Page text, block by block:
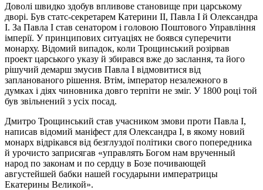
Доволі швидко здобув впливове становище при царському
дворі. Був статс-секретарем Катерини ІІ, Павла І й Олександра
І. За Павла І став сенатором і головою Поштового Управління
імперії. У принципових ситуаціях не боявся суперечити
монарху. Відомий випадок, коли Трощинський розірвав
проект царського указу й збирався вже до заслання, та його
рішучий демарш змусив Павла І відмовитися від
запланованого рішення. Втім, імператор незалежного в
думках і діях чиновника довго терпіти не зміг. У 1800 році той
був звільнений з усіх посад.
Дмитро Трощинський став учасником змови проти Павла І,
написав відомий маніфест для Олександра I, в якому новий
монарх відрікався від безглуздої політики свого попередника
й урочисто заприсягав «управлять Богом нам врученный
народ по законам и по сердцу в Бозе почивающей
августейшей бабки нашей государыни императрицы
Екатерины Великой».